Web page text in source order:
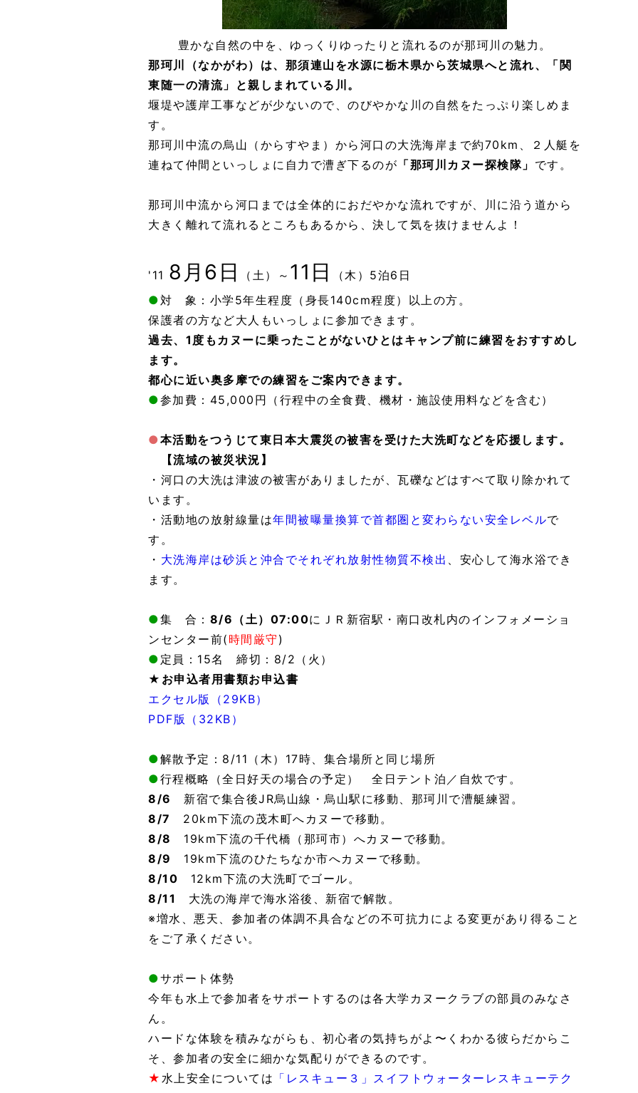
豊かな自然の中を、ゆっくりゆったりと流れるのが那珂川の魅力。
那珂川（なかがわ）は、那須連山を水源に栃木県から茨城県へと流れ、「関
東随一の清流」と親しまれている川。
堰堤や護岸工事などが少ないので、のびやかな川の自然をたっぷり楽しめま
す。
那珂川中流の烏山（からすやま）から河口の大洗海岸まで約70km、２人艇を
連ねて仲間といっしょに自力で漕ぎ下るのが 「那珂川カヌー探検隊」 です。
那珂川中流から河口までは全体的におだやかな流れですが、川に沿う道から
大きく離れて流れるところもあるから、決して気を抜けませんよ！
'11 8月 6日 （土）～ 11日
（木）5泊6日
●対 象：小学5年生程度（身長140cm程度）以上の方。
保護者の方など大人もいっしょに参加できます。
過去、1度もカヌーに乗ったことがないひとはキャンプ前に練習をおすすめし
ます。
都心に近い奥多摩での練習をご案内できます。
●参加費：45,000円（行程中の全食費、機材・施設使用料などを含む）
●本活動をつうじて東日本大震災の被害を受けた大洗町などを応援します。
【流域の被災状況】
・河口の大洗は津波の被害がありましたが、瓦礫などはすべて取り除かれて
います。
・活動地の放射線量は年間被曝量換算で首都圏と変わらない安全レベルで
す。
・ 大洗海岸は砂浜と沖合でそれぞれ放射性物質不検出 、安心して海水浴でき
ます。
●集 合： 8/6（土）07:00にＪＲ新宿駅・南口改札内のインフォメーショ
ンセンター前( 時間厳守 )
● 定員：15名 締切：8/2（火）
★お申込者用書類お申込書
エクセル版（29KB）
PDF版（32KB）
●解散予定：8/11（木）17時、集合場所と同じ場所
●行程概略（全日好天の場合の予定） 全日テント泊／自炊です。
8/6 新宿で集合後JR烏山線・烏山駅に移動、那珂川で漕艇練習。
8/7 20km下流の茂木町へカヌーで移動。
8/8
19km下流の千代橋（那珂市）へカヌーで移動。
8/9 19km下流のひたちなか市へカヌーで移動。
8/10 12km下流の大洗町でゴール。
8/11
大洗の海岸で海水浴後、新宿で解散。
※増水、悪天、参加者の体調不具合などの不可抗力による変更があり得ること
をご了承ください。
●サポート体勢
今年も水上で参加者をサポートするのは各大学カヌークラブの部員のみなさ
ん。
ハードな体験を積みながらも、初心者の気持ちがよ〜くわかる彼らだからこ
そ、参加者の安全に細かな気配りができるのです。
★ 水上安全については 「レスキュー３」スイフトウォーターレスキューテク